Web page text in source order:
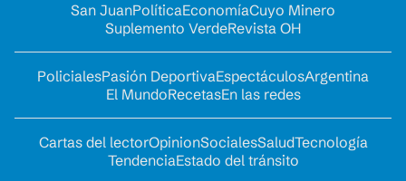
San JuanPolíticaEconomíaCuyo Minero
Suplemento VerdeRevista OH
PolicialesPasión DeportivaEspectáculosArgentina
El MundoRecetasEn las redes
Cartas del lectorOpinionSocialesSaludTecnología
TendenciaEstado del tránsito